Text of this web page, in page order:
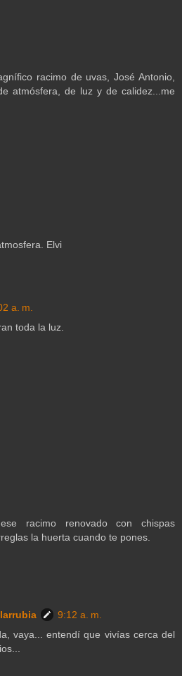
racimo de uvas, José Antonio,
atmósfera, de luz y de calidez...me
Elvi
a. m.
toda la luz.
racimo renovado con chispas
la huerta cuando te pones.
9:12 a. m.
vaya... entendí que vivías cerca del